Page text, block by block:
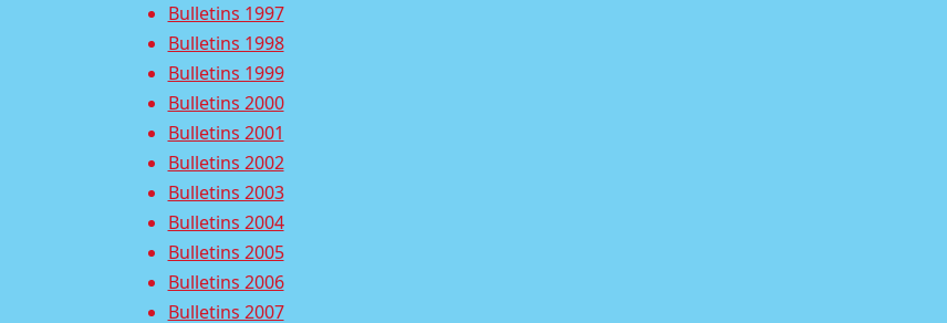
Bulletins 1997
Bulletins 1998
Bulletins 1999
Bulletins 2000
Bulletins 2001
Bulletins 2002
Bulletins 2003
Bulletins 2004
Bulletins 2005
Bulletins 2006
Bulletins 2007